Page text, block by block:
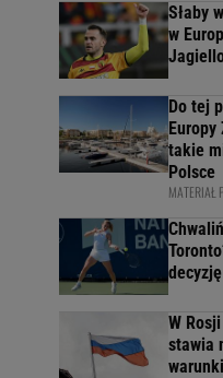
Słaby
w
Do tej
takie
Polsce
MATERIAŁ
decyzję
W
stawia